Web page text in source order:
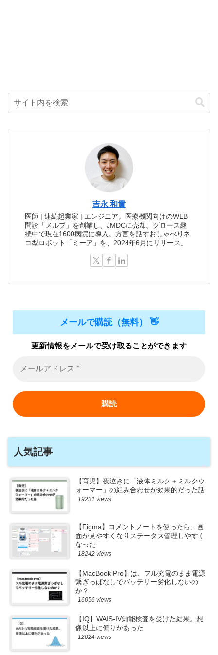
吉永 和貴
医師 | 連続起業家 | エンジニア。医療機関向けのWEB
問診「メルプ」を創業し、JMDCに売却。グロース継
続中で現在1600病院に導入。方言を話すおしゃべりネ
コ型ロボット「ミーア」を、2024年6月にリリース。
メールで購読（無料） 👋
更新情報をメールで受け取ることができます
人気記事
【育児】夜泣きに「液体ミルク＋ミルクウ
ォーマー」の組み合わせが効果的だった話
19231 views
【Figma】コメントノートを使ったら、画
面が見やすくなりステータス管理しやすく
なった
18242 views
【MacBook Pro】は、フル充電のまま電源
繋ぎっぱなしでバッテリー劣化しないの
か？
16056 views
【IQ】WAIS-IV知能検査を受けた結果。想
像以上に偏りがあった
12024 views